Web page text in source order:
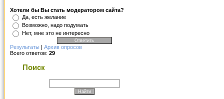
Хотели бы Вы стать модератором сайта?
Да, есть желание
Возможно, надо подумать
Нет, мне это не интересно
Результаты | Архив опросов
Всего ответов: 29
Поиск